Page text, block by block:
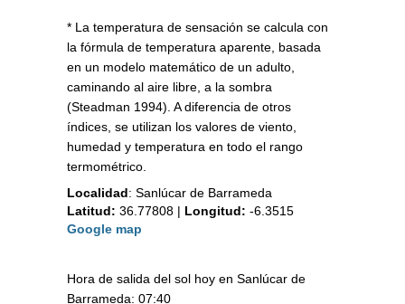
* La temperatura de sensación se calcula con
la fórmula de temperatura aparente, basada
en un modelo matemático de un adulto,
caminando al aire libre, a la sombra
(Steadman 1994). A diferencia de otros
índices, se utilizan los valores de viento,
humedad y temperatura en todo el rango
termométrico.
Localidad: Sanlúcar de Barrameda
Latitud: 36.77808 | Longitud: -6.3515
Google map
Hora de salida del sol hoy en Sanlúcar de
Barrameda: 07:40